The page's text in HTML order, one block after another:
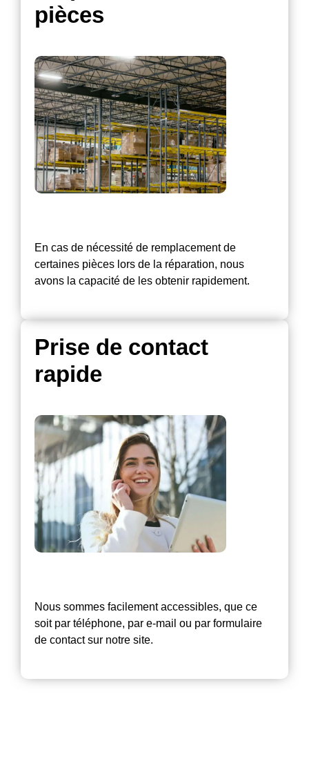
pièces
En cas de nécessité de remplacement de
certaines pièces lors de la réparation, nous
avons la capacité de les obtenir rapidement.
Prise de contact
rapide
Nous sommes facilement accessibles, que ce
soit par téléphone, par e-mail ou par formulaire
de contact sur notre site.